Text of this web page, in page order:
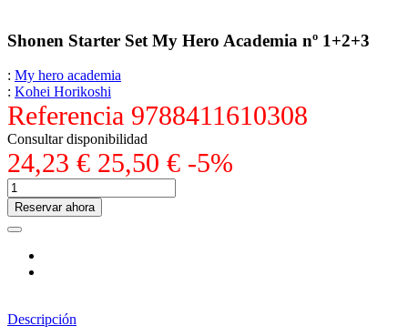
Shonen Starter Set My Hero Academia nº 1+2+3
: My hero academia
: Kohei Horikoshi
Referencia 9788411610308
Consultar disponibilidad
24,23 € 25,50 € -5%
Reservar ahora
Descripción